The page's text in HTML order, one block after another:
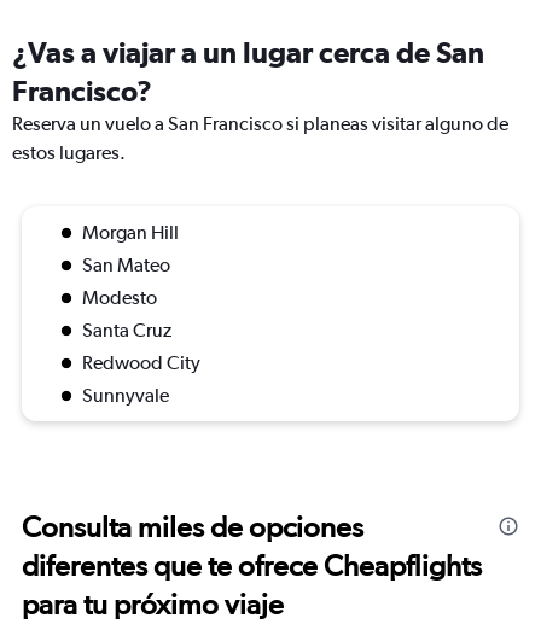
¿Vas a viajar a un lugar cerca de San
Francisco?
Reserva un vuelo a San Francisco si planeas visitar alguno de
estos lugares.
Morgan Hill
San Mateo
Modesto
Santa Cruz
Redwood City
Sunnyvale
Consulta miles de opciones
diferentes que te ofrece Cheapflights
para tu próximo viaje